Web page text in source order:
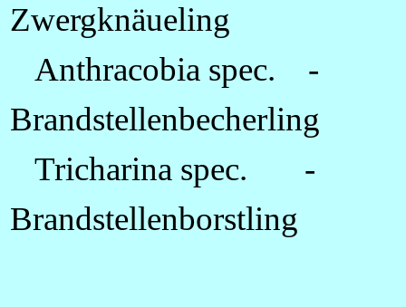
Zwergknäueling
Anthracobia spec. -
Brandstellenbecherling
Tricharina spec. -
Brandstellenborstling